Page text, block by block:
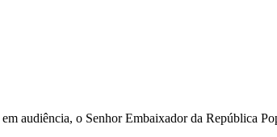
audiência, o Senhor Embaixador da República